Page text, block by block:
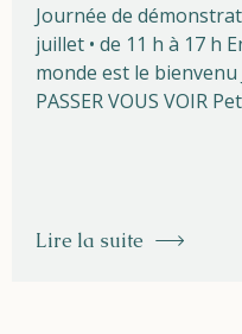
Journée de
juillet • de 11 h à 17 h
monde est le bienvenu
PASSER VOUS VOIR
Lire la suite